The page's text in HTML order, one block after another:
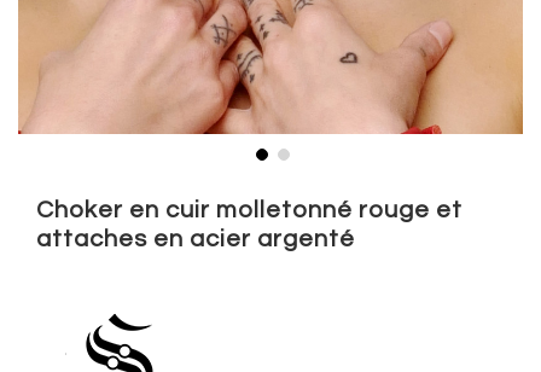
the
beginning
gallery
Choker en cuir molletonné rouge et
attaches en acier argenté